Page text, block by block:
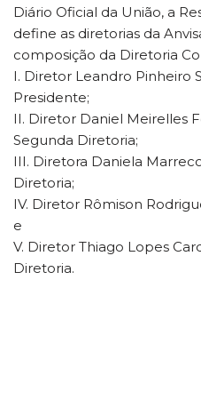
Diário Oficial da União, a
define as diretorias da
composição da Diretoria
I. Diretor Leandro Pinheiro
Presidente;
II. Diretor Daniel Meirelles
Segunda Diretoria;
III. Diretora Daniela
Diretoria;
IV. Diretor Rômison
e
V. Diretor Thiago Lopes
Diretoria.